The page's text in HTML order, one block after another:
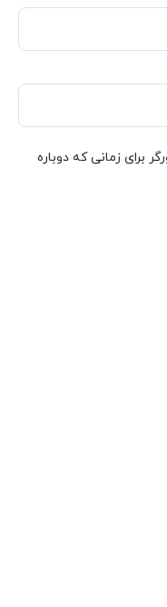
برای زمانی که دوباره